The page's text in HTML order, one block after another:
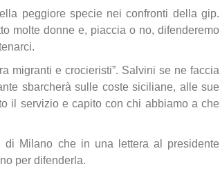
peggiore specie nei confronti della gip.
molte donne e, piaccia o no, difenderemo
migranti e crocieristi”. Salvini se ne faccia
sbarcherà sulle coste siciliane, alle sue
il servizio e capito con chi abbiamo a che
Milano che in una lettera al presidente
per difenderla.